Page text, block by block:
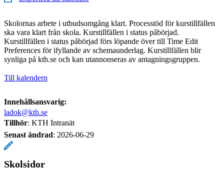
Skolornas arbete i utbudsomgång klart. Processtöd för kurstillfällen
ska vara klart från skola. Kurstillfällen i status påbörjad.
Kurstillfällen i status påbörjad förs löpande över till Time Edit
Preferences för ifyllande av schemaunderlag. Kurstillfällen blir
synliga på kth.se och kan utannonseras av antagningsgruppen.
Till kalendern
Innehållsansvarig:
ladok@kth.se
Tillhör: KTH Intranät
Senast ändrad: 2026-06-29
Skolsidor